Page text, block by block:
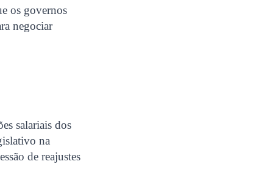
os governos
negociar
salariais dos
na
de reajustes